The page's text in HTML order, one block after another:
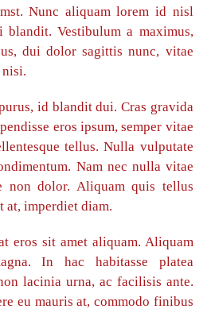
Nunc aliquam lorem id nisl
blandit. Vestibulum a maximus,
dui dolor sagittis nunc, vitae
id blandit dui. Cras gravida
eros ipsum, semper vitae
tellus. Nulla vulputate
Nam nec nulla vitae
non dolor. Aliquam quis tellus
at, imperdiet diam.
eros sit amet aliquam. Aliquam
In hac habitasse platea
lacinia urna, ac facilisis ante.
eu mauris at, commodo finibus